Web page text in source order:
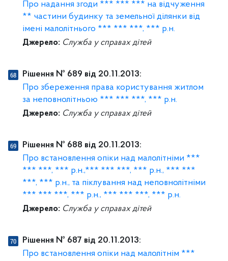
Про надання згоди *** *** *** на відчуження
** частини будинку та земельної ділянки від
імені малолітнього *** *** ***, *** р.н.
Джерело: Служба у справах дітей
Рішення № 689 від 20.11.2013:
Про збереження права користування житлом
за неповнолітньою *** *** ***, *** р.н.
Джерело: Служба у справах дітей
Рішення № 688 від 20.11.2013:
Про встановлення опіки над малолітніми ***
*** ***, *** р.н.,*** *** ***, *** р.н., *** ***
***, *** р.н., та піклування над неповнолітніми
*** *** ***, *** р.н., *** *** ***, *** р.н.
Джерело: Служба у справах дітей
Рішення № 687 від 20.11.2013:
Про встановлення опіки над малолітнім ***